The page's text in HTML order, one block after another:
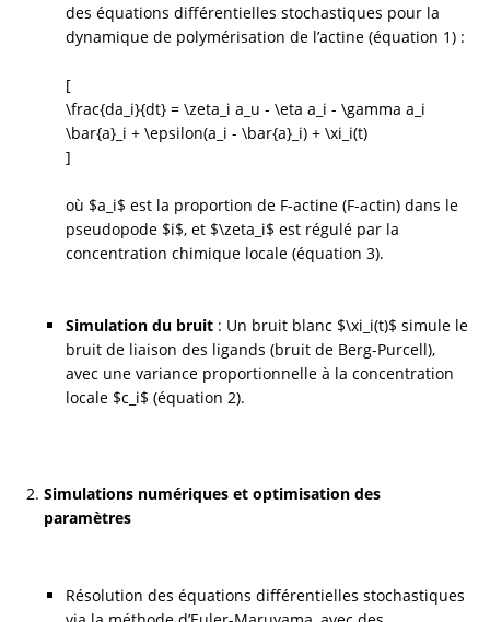
des équations différentielles stochastiques pour la
dynamique de polymérisation de l’actine (équation 1) :
[
\frac{da_i}{dt} = \zeta_i a_u - \eta a_i - \gamma a_i
\bar{a}_i + \epsilon(a_i - \bar{a}_i) + \xi_i(t)
]
où $a_i$ est la proportion de F-actine (F-actin) dans le
pseudopode $i$, et $\zeta_i$ est régulé par la
concentration chimique locale (équation 3).
Simulation du bruit : Un bruit blanc $\xi_i(t)$ simule le
bruit de liaison des ligands (bruit de Berg-Purcell),
avec une variance proportionnelle à la concentration
locale $c_i$ (équation 2).
Simulations numériques et optimisation des
paramètres
Résolution des équations différentielles stochastiques